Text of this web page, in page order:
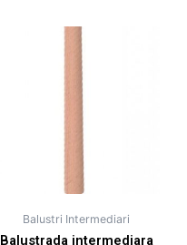
Balustri Intermediari
Balustrada intermediara